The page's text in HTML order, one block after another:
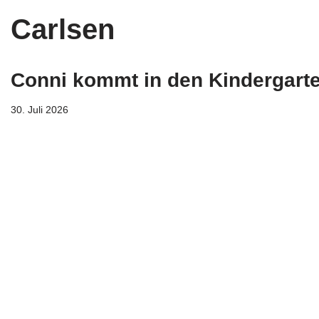
Carlsen
Conni kommt in den
30. Juli 2026